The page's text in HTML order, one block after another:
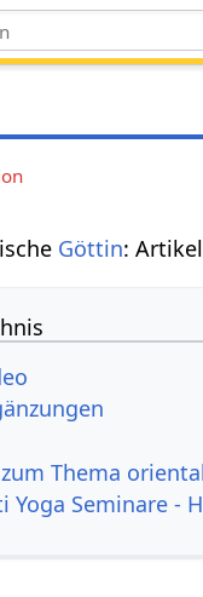
Göttin:
Thema
Yoga Seminare -